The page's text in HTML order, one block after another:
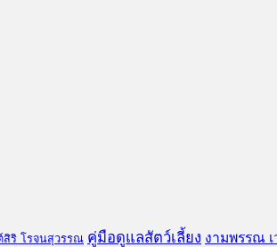
สิริ โรจนสุวรรณ คู่มือดูแลสัตว์เลี้ยง งามพรรณ